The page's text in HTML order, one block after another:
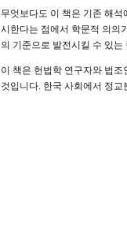
무엇보다도 이 책은 기존 해석
시한다는 점에서 학문적 의의
의 기준으로 발전시킬 수 있
이 책은 헌법학 연구자와 법
것입니다. 한국 사회에서 정